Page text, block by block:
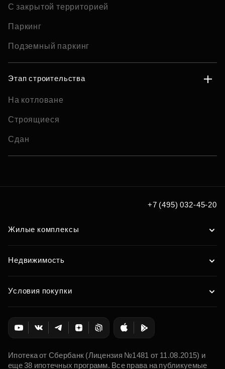
С закрытой территорией
Паркинг
Подземный паркинг
Этап строительства
На котловане
Строящиеся
Сдан
+7 (495) 032-45-20
Жилые комплексы
Недвижимость
Условия покупки
Ипотека от Сбербанк (Лицензия №1481 от 11.08.2015) и
еще 38 ипотечных программ. Все права на публикуемые